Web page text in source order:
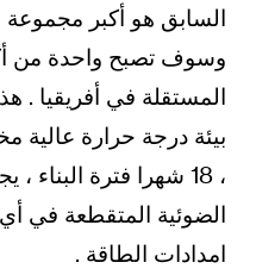
السابق هو أكبر مجموعة
وسوف تصبح واحدة من
المستقلة في أفريقيا .
بيئة درجة حرارة عالية
، 18 شهرا فترة
الضوئية المتقطعة في
امدادات الطاقة .